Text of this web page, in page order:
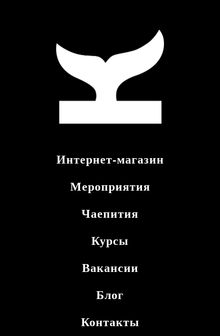
Интернет-магазин
Мероприятия
Чаепития
Курсы
Вакансии
Блог
Контакты